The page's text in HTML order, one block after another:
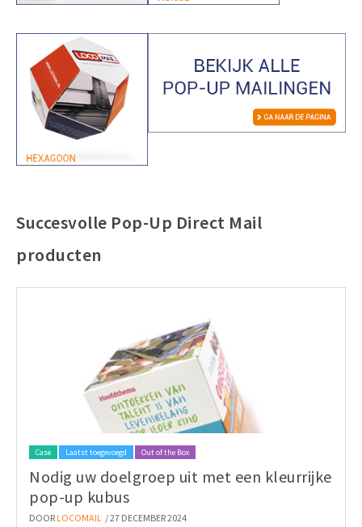
Succesvolle Pop-Up Direct Mail
producten
Case Laatst toegevoegd Out of the Box
Nodig uw doelgroep uit met een kleurrijke
pop-up kubus
DOOR LOCOMAIL / 27 DECEMBER 2024